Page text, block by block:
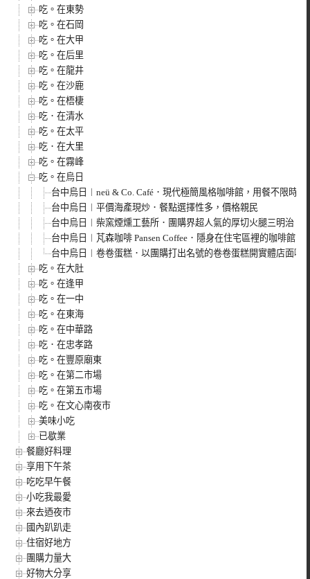
吃。在東勢
吃。在石岡
吃。在大甲
吃。在后里
吃。在龍井
吃。在沙鹿
吃。在梧棲
吃．在清水
吃。在太平
吃．在大里
吃。在霧峰
吃。在烏日
台中烏日︱neü & Co. Café．現代極簡風格咖啡館，用餐不限時
台中烏日︱平價海產現炒．餐點選擇性多，價格親民
台中烏日︱柴窯煙燻工藝所．團購界超人氣的厚切火腿三明治
台中烏日︱芃森咖啡 Pansen Coffee．隱身在住宅區裡的咖啡館，
台中烏日︱卷卷蛋糕．以團購打出名號的卷卷蛋糕開實體店面
吃。在大肚
吃。在逢甲
吃。在一中
吃。在東海
吃。在中華路
吃．在忠孝路
吃。在豐原廟東
吃。在第二市場
吃。在第五市場
吃。在文心南夜市
美味小吃
已歇業
餐廳好料理
享用下午茶
吃吃早午餐
小吃我最愛
來去迺夜市
國內趴趴走
住宿好地方
團購力量大
好物大分享